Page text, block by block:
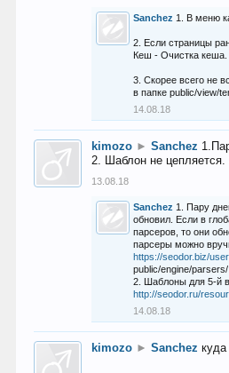
Sanchez 1. В меню
2. Если страницы
Кеш - Очистка кеша.
3. Скорее всего не
в папке public/view/
14.08.18
kimozo ► Sanchez
2. Шаблон не
13.08.18
Sanchez 1. Пару
обновил. Если в
парсеров, то они
парсеры можно
https://seodor.biz/
public/engine/parsers/
2. Шаблоны для 5-й
http://seodor.ru/
14.08.18
kimozo ► Sanchez куда